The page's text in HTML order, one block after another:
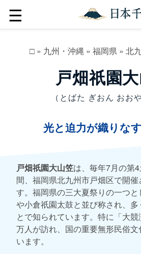
☰
□» 九州・沖縄 » 福岡県» 北
戸畑祇園
（とばた ぎおん おお
光と迫力が織りな
戸畑祇園大山笠は、毎年7月の第
間、福岡県北九州市戸畑区で開
す。福岡県の三大夏祭りの一つ
や小倉祇園太鼓と並び称され、
とで知られています。特に「大
万人が訪れ、国の重要無形民俗
います。